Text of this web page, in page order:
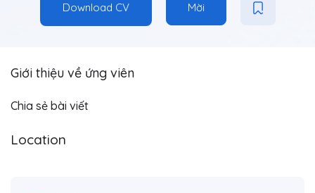
Download CV Mời
Giới thiệu về ứng viên
Chia sẻ bài viết
Location